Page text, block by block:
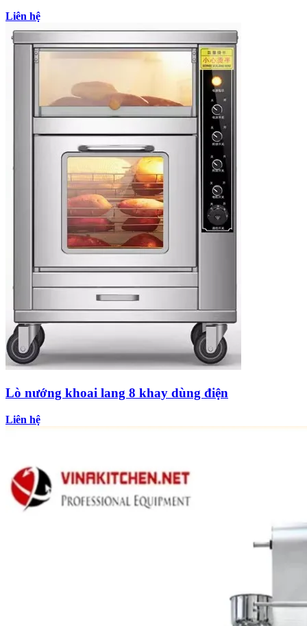
Liên hệ
Lò nướng khoai lang 8 khay dùng điện
Liên hệ